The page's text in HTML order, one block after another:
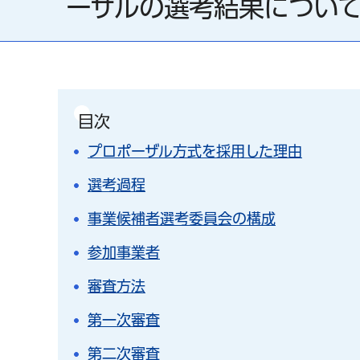
ーザルの選考結果につい
目次
プロポーザル方式を採用した理由
選考過程
事業候補者選考委員会の構成
参加事業者
審査方法
第一次審査
第二次審査